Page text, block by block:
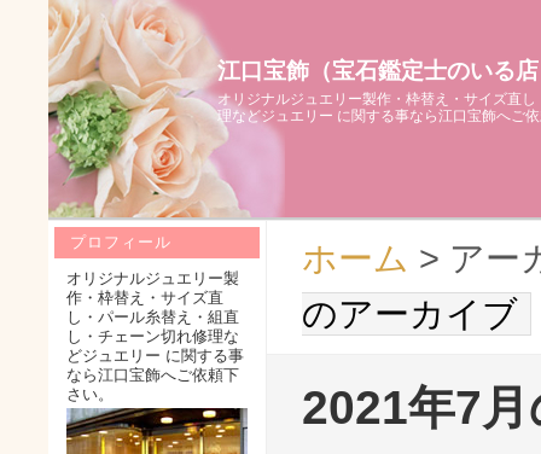
江口宝飾（宝石鑑定士のいる
オリジナルジュエリー製作・枠替え・サイズ直
理などジュエリー に関する事なら江口宝飾へご
ホーム > アー
のアーカイブ
2021年7
プロフィール
オリジナルジュエリー製
作・枠替え・サイズ直
し・パール糸替え・組直
し・チェーン切れ修理な
どジュエリー に関する事
なら江口宝飾へご依頼下
さい。